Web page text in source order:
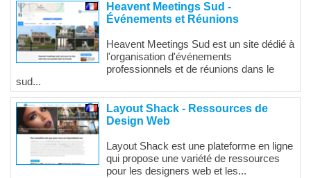
Heavent Meetings Sud -
Événements et Réunions
Heavent Meetings Sud est un site dédié à
l'organisation d'événements
professionnels et de réunions dans le
sud...
Layout Shack - Ressources de
Design Web
Layout Shack est une plateforme en ligne
qui propose une variété de ressources
pour les designers web et les...